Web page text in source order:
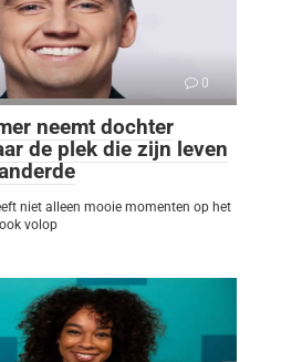
0
neemt dochter
de plek die zijn leven
niet alleen mooie momenten op het
volop